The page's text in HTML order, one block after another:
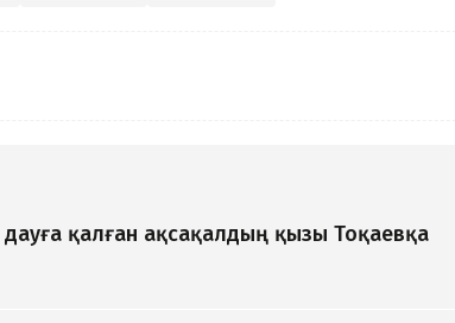
қалған ақсақалдың қызы Тоқаевқа